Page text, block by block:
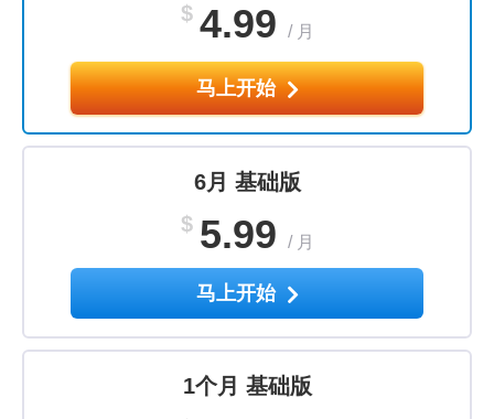
$ 4.99 / 月
马上开始
6月 基础版
$ 5.99 / 月
马上开始
1个月 基础版